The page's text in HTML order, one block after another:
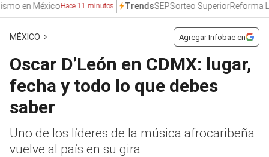
en MéxicoHace 11 minutos TrendsSEPSorteo SuperiorReforma
MÉXICO Agregar Infobae en
Oscar D’León en CDMX: lugar,
fecha y todo lo que debes
saber
Uno de los líderes de la música afrocaribeña
vuelve al país en su gira